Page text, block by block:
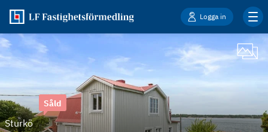
Logga in
Sturkö
Såld